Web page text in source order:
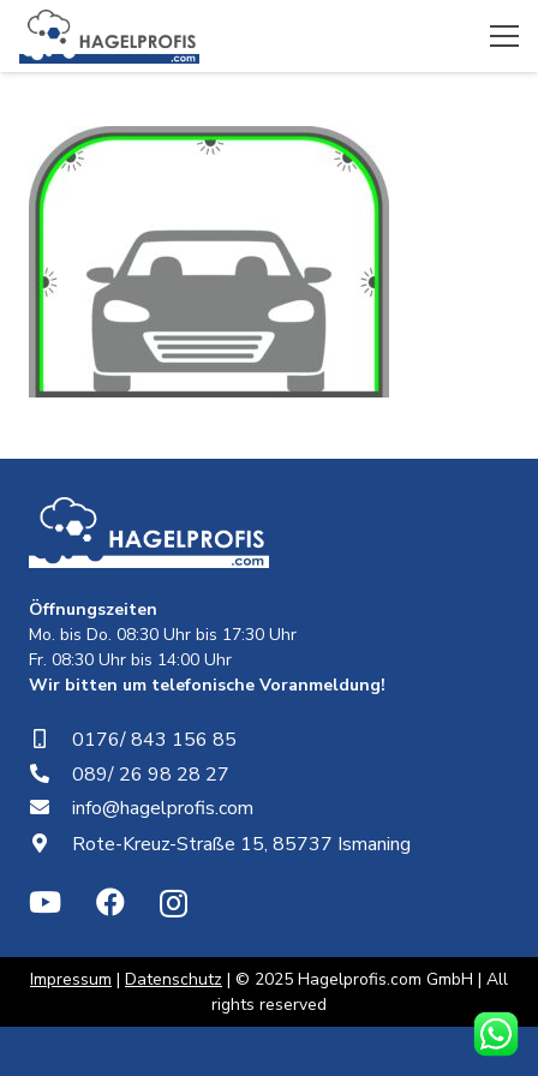
Öffnungszeiten
Mo. bis Do. 08:30 Uhr bis 17:30 Uhr
Fr. 08:30 Uhr bis 14:00 Uhr
Wir bitten um telefonische Voranmeldung!
0176/ 843 156 85
089/ 26 98 28 27
info@hagelprofis.com
Rote-Kreuz-Straße 15, 85737 Ismaning
Impressum | Datenschutz | © 2025 Hagelprofis.com GmbH | All
rights reserved